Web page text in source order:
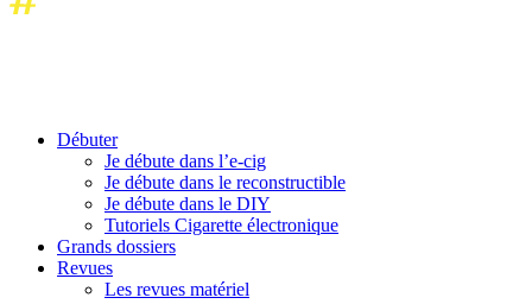
Débuter
Je débute dans l’e-cig
Je débute dans le reconstructible
Je débute dans le DIY
Tutoriels Cigarette électronique
Grands dossiers
Revues
Les revues matériel